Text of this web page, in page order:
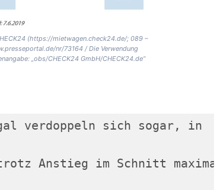
(https://mietwagen.check24.de/; 089 –
nr/73164 / Die Verwendung
„obs/CHECK24 GmbH/CHECK24.de“
verdoppeln sich sogar, in
Anstieg im Schnitt maximal